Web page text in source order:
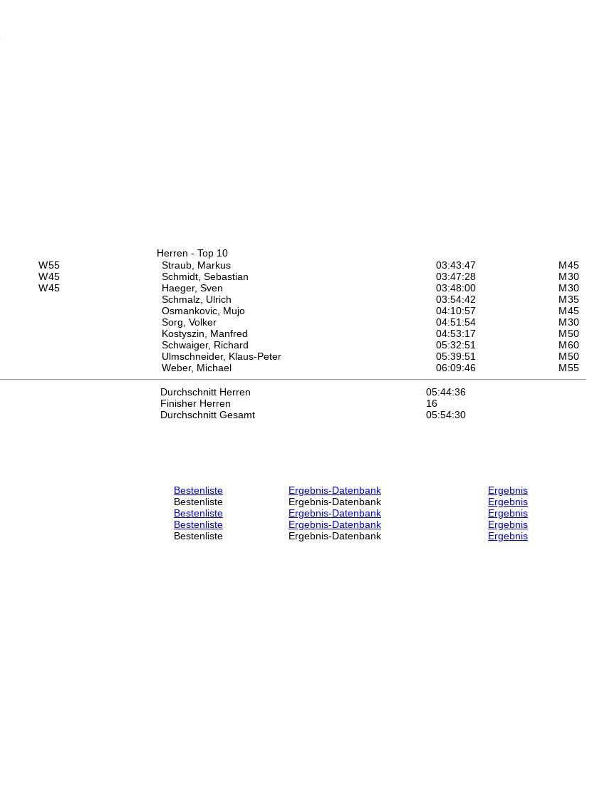
Herren - Top 10
W55 Straub, Markus 03:43:47 M45
W45 Schmidt, Sebastian 03:47:28 M30
W45 Haeger, Sven 03:48:00 M30
Schmalz, Ulrich
03:54:42 M35
Osmankovic, Mujo
04:10:57 M45
Sorg, Volker
04:51:54 M30
Kostyszin, Manfred
04:53:17 M50
Schwaiger, Richard
05:32:51 M60
Ulmschneider, Klaus-Peter
05:39:51 M50
Weber, Michael
06:09:46 M55
Durchschnitt Herren
05:44:36
Finisher Herren
16
Durchschnitt Gesamt 05:54:30
Bestenliste Ergebnis-Datenbank
Ergebnis
Bestenliste Ergebnis-Datenbank
Ergebnis
Bestenliste Ergebnis-Datenbank
Ergebnis
Bestenliste Ergebnis-Datenbank
Ergebnis
Bestenliste Ergebnis-Datenbank Ergebnis